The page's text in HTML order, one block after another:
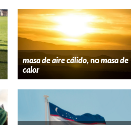
masa de aire cálido, nomasa de
calor